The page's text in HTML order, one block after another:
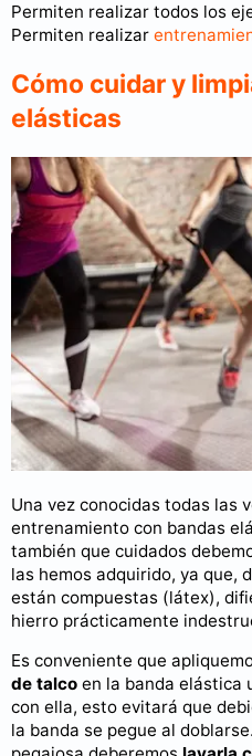
Permiten realizar todos los
Permiten realizar
Cómo cuidar y
elásticas
Una vez conocidas todas las
entrenamiento con bandas
también que cuidados
las hemos adquirido, ya que,
están compuestas (látex),
hierro prácticamente
Es conveniente que
de talco en la banda elástica
con ella, esto evitará que
la banda se pegue al